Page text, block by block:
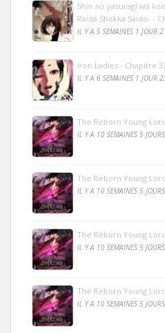
Shin no yasuragi wa
Raida Shokka Saido- -
IL Y A 5 SEMAINES 1 JOUR
Iron Ladies - Chapitre
IL Y A 6 SEMAINES 1 JOUR
The Reborn Young
IL Y A 10 SEMAINES 5
The Reborn Young
IL Y A 10 SEMAINES 5
The Reborn Young
IL Y A 10 SEMAINES 5
The Reborn Young
IL Y A 10 SEMAINES 5